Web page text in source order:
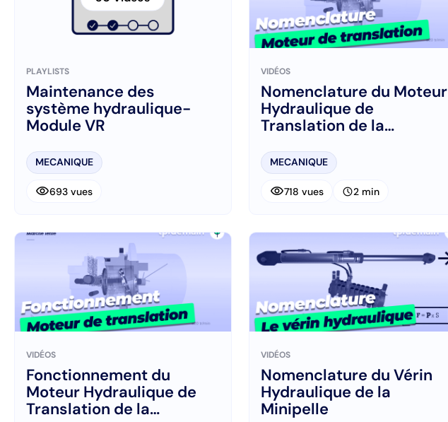
PLAYLISTS
Maintenance des
système hydraulique-
Module VR
MECANIQUE
visibility693 vues
VIDÉOS
Nomenclature du Moteur
Hydraulique de
Translation de la
MECANIQUE
visibility718 vues schedule2 min
VIDÉOS
Fonctionnement du
Moteur Hydraulique de
Translation de la
VIDÉOS
Nomenclature du Vérin
Hydraulique de la
Minipelle